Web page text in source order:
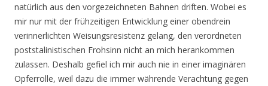
natürlich aus den vorgezeichneten Bahnen driften. Wobei es
mir nur mit der frühzei­tigen Entwick­lung einer obendrein
verinnerlichten Weisungsresistenz gelang, den verordneten
poststalinistischen Frohsinn nicht an mich herankommen
zulassen. Deshalb gefiel ich mir auch nie in einer imaginären
Opferrolle, weil dazu die immer währende Verachtung gegen